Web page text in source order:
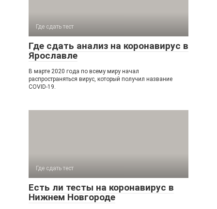
Где сдать тест
Где сдать анализ на коронавирус в
Ярославле
В марте 2020 года по всему миру начал
распространяться вирус, который получил название
COVID-19.
Где сдать тест
Есть ли тесты на коронавирус в
Нижнем Новгороде